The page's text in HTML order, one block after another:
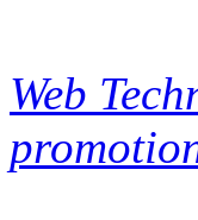
Web